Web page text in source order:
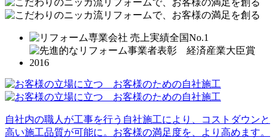
自社内の職人が工事を行う自社施工により、コストダウンと
高い施工品質が可能に。お客様の満足度を、より高めます。